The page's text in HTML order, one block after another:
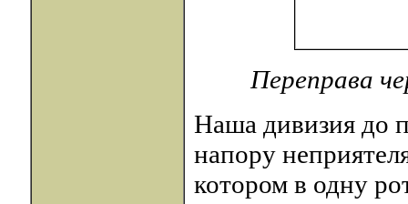
Переправа
Наша дивизия до
напору
котором в одну